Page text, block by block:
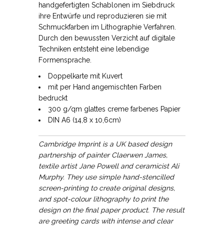
handgefertigten Schablonen im Siebdruck
ihre Entwürfe und reproduzieren sie mit
Schmuckfarben im Lithographie Verfahren.
Durch den bewussten Verzicht auf digitale
Techniken entsteht eine lebendige
Formensprache.
Doppelkarte mit Kuvert
mit per Hand angemischten Farben
bedruckt
300 g/qm glattes creme farbenes Papier
DIN A6 (14,8 x 10,6cm)
Cambridge Imprint is a UK based design
partnership of painter Claerwen James,
textile artist Jane Powell and ceramicist Ali
Murphy. They use simple hand-stencilled
screen-printing to create original designs,
and spot-colour lithography to print the
design on the final paper product. The result
are greeting cards with intense and clear